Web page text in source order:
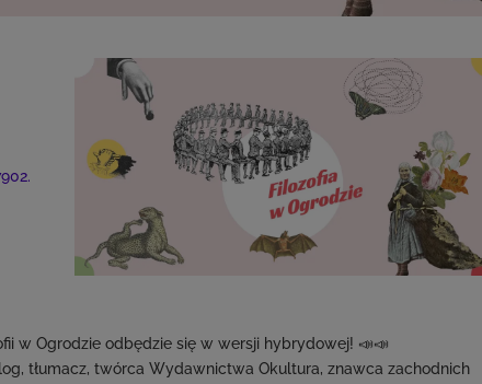
w Ogrodzie odbędzie się w wersji hybrydowej! 📣📣
tłumacz, twórca Wydawnictwa Okultura, znawca zachodnich